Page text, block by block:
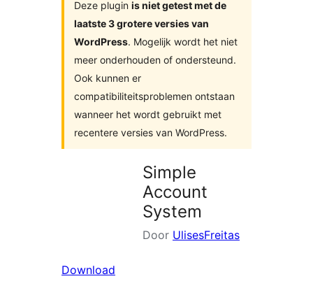
Deze plugin is niet getest met de
laatste 3 grotere versies van
WordPress. Mogelijk wordt het niet
meer onderhouden of ondersteund.
Ook kunnen er
compatibiliteitsproblemen ontstaan
wanneer het wordt gebruikt met
recentere versies van WordPress.
Simple
Account
System
Door UlisesFreitas
Download